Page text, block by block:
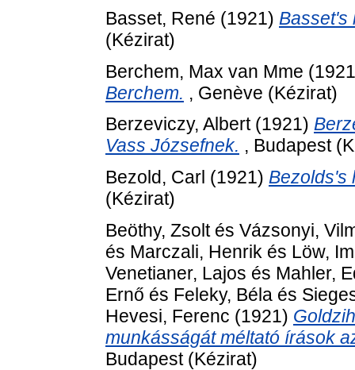
Basset, René (1921) Basset's
(Kézirat)
Berchem, Max van Mme
Berchem. , Genève (Kézirat)
Berzeviczy, Albert(1921)
Vass Józsefnek. , Budapest
Bezold, Carl (1921) Bezolds's
(Kézirat)
Beöthy, Zsoltés Vázsonyi,
és Marczali, Henrik és Löw,
Venetianer, Lajos és Mahler,
Ernő és Feleky, Béla és
Hevesi, Ferenc (1921)
munkásságát méltató írások
Budapest (Kézirat)